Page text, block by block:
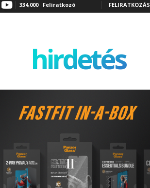
334,000 Feliratkozó FELIRATKOZÁS
hirdetés